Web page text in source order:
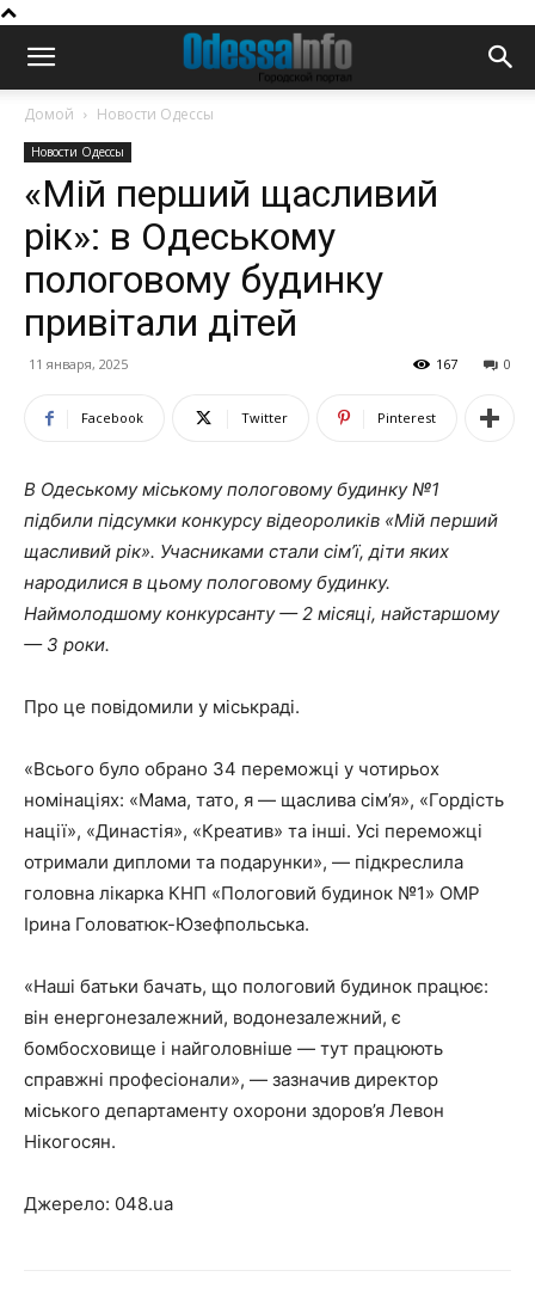
Домой Новости Одессы
Новости Одессы
«Мій перший щасливий
рік»: в Одеському
пологовому будинку
привітали дітей
11 января, 2025 0
167
Facebook Twitter Pinterest
В Одеському міському пологовому будинку №1
підбили підсумки конкурсу відеороликів «Мій перший
щасливий рік». Учасниками стали сім’ї, діти яких
народилися в цьому пологовому будинку.
Наймолодшому конкурсанту — 2 місяці, найстаршому
— 3 роки.
Про це повідомили у міськраді.
«Всього було обрано 34 переможці у чотирьох
номінаціях: «Мама, тато, я — щаслива сім’я», «Гордість
нації», «Династія», «Креатив» та інші. Усі переможці
отримали дипломи та подарунки», — підкреслила
головна лікарка КНП «Пологовий будинок №1» ОМР
Ірина Головатюк-Юзефпольська.
«Наші батьки бачать, що пологовий будинок працює:
він енергонезалежний, водонезалежний, є
бомбосховище і найголовніше — тут працюють
справжні професіонали», — зазначив директор
міського департаменту охорони здоров’я Левон
Нікогосян.
Джерело: 048.ua